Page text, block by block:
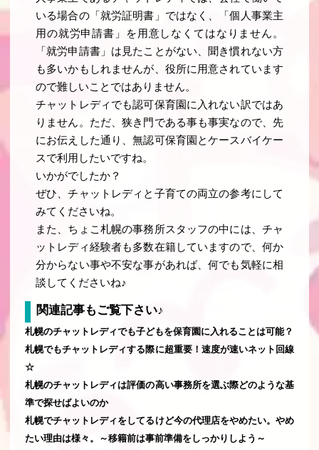
いる場合の「就労証明書」ではなく、「個人事業主
用の就労申請書」を用意しなくてはなりません。
「就労申請書」は見たことがない、聞き慣れない方
も多いかもしれませんが、役所に用意されています
ので難しいことではありません。
チャットレディでも認可保育園に入れない訳ではあ
りません。ただ、狭き門である事も事実なので、先
にお伝えした通り、無認可保育園とケースバイケー
スで利用したいですね。
いかがでしたか？
ぜひ、チャットレディと子育ての両立の参考にして
みてくださいね。
また、ちょこ札幌の事務所スタッフの中には、チャ
ットレディ経験者も多数在籍していますので、何か
分からない事や不安な事があれば、何でも気軽に相
談してくださいね♪
関連記事もご覧下さい♪
札幌のチャットレディでも子どもを保育園に入れることは可能？
札幌でもチャットレディする際に超重要！速度が速いネット回線
☆
札幌のチャットレディは評価の高い事務所を選ぶ際どのような基
準で探せばよいのか
札幌でチャットレディをしてるけど今の代理店をやめたい。やめ
たい理由は様々。～移籍前は事前準備をしっかりしよう～